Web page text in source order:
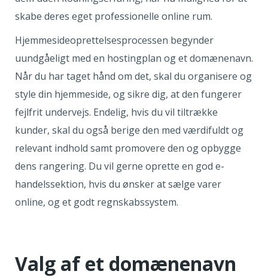
skabe deres eget professionelle online rum.
Hjemmesideoprettelsesprocessen begynder
uundgåeligt med en hostingplan og et domænenavn.
Når du har taget hånd om det, skal du organisere og
style din hjemmeside, og sikre dig, at den fungerer
fejlfrit undervejs. Endelig, hvis du vil tiltrække
kunder, skal du også berige den med værdifuldt og
relevant indhold samt promovere den og opbygge
dens rangering. Du vil gerne oprette en god e-
handelssektion, hvis du ønsker at sælge varer
online, og et godt regnskabssystem.
Valg af et domænenavn